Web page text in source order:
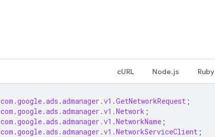
Ruby
Node.js
cURL
com.google.ads.admanager.v1.GetNetworkRequest ;
com.google.ads.admanager.v1.Network ;
com.google.ads.admanager.v1.NetworkName ;
com.google.ads.admanager.v1.NetworkServiceClient ;